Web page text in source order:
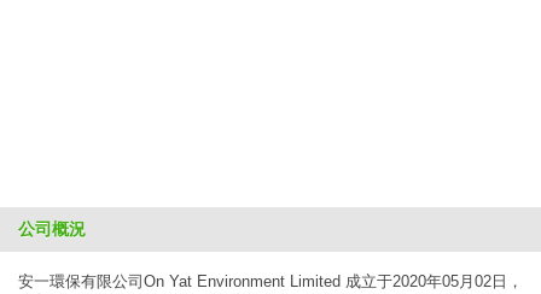
公司概況
安一環保有限公司On Yat Environment Limited 成立于2020年05月02日，